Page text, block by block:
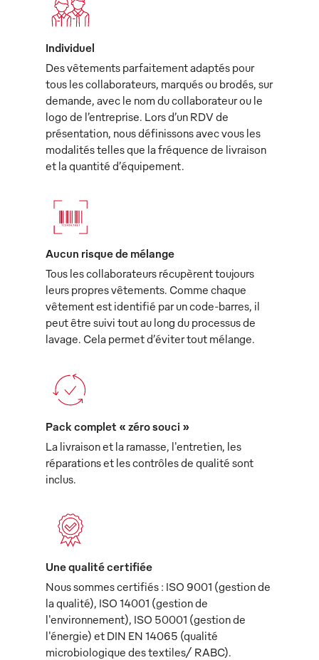
Individuel
Des vêtements parfaitement adaptés pour
tous les collaborateurs, marqués ou brodés, sur
demande, avec le nom du collaborateur ou le
logo de l’entreprise. Lors d’un RDV de
présentation, nous définissons avec vous les
modalités telles que la fréquence de livraison
et la quantité d’équipement.
Aucun risque de mélange
Tous les collaborateurs récupèrent toujours
leurs propres vêtements. Comme chaque
vêtement est identifié par un code-barres, il
peut être suivi tout au long du processus de
lavage. Cela permet d’éviter tout mélange.
Pack complet « zéro souci »
La livraison et la ramasse, l'entretien, les
réparations et les contrôles de qualité sont
inclus.
Une qualité certifiée
Nous sommes certifiés : ISO 9001 (gestion de
la qualité), ISO 14001 (gestion de
l'environnement), ISO 50001 (gestion de
l'énergie) et DIN EN 14065 (qualité
microbiologique des textiles/ RABC).